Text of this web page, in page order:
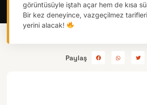
görüntüsüyle iştah açar hem de kısa
Bir kez deneyince, vazgeçilmez
yerini alacak!
Paylaş